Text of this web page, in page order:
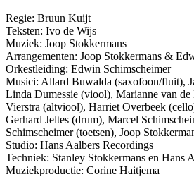
Regie: Bruun Kuijt
Teksten: Ivo de Wijs
Muziek: Joop Stokkermans
Arrangementen: Joop Stokkermans &
Orkestleiding: Edwin Schimscheimer
Musici: Allard Buwalda (saxofoon/fluit),
Linda Dumessie (viool), Marianne van
Vierstra (altviool), Harriet Overbeek
Gerhard Jeltes (drum), Marcel
Schimscheimer (toetsen), Joop
Studio: Hans Aalbers Recordings
Techniek: Stanley Stokkermans en Hans
Muziekproductie: Corine Haitjema